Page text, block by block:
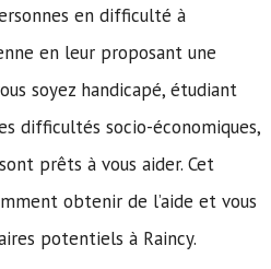
en difficulté à
en leur proposant une
soyez handicapé, étudiant
difficultés socio-économiques,
prêts à vous aider. Cet
obtenir de l’aide et vous
potentiels à Raincy.